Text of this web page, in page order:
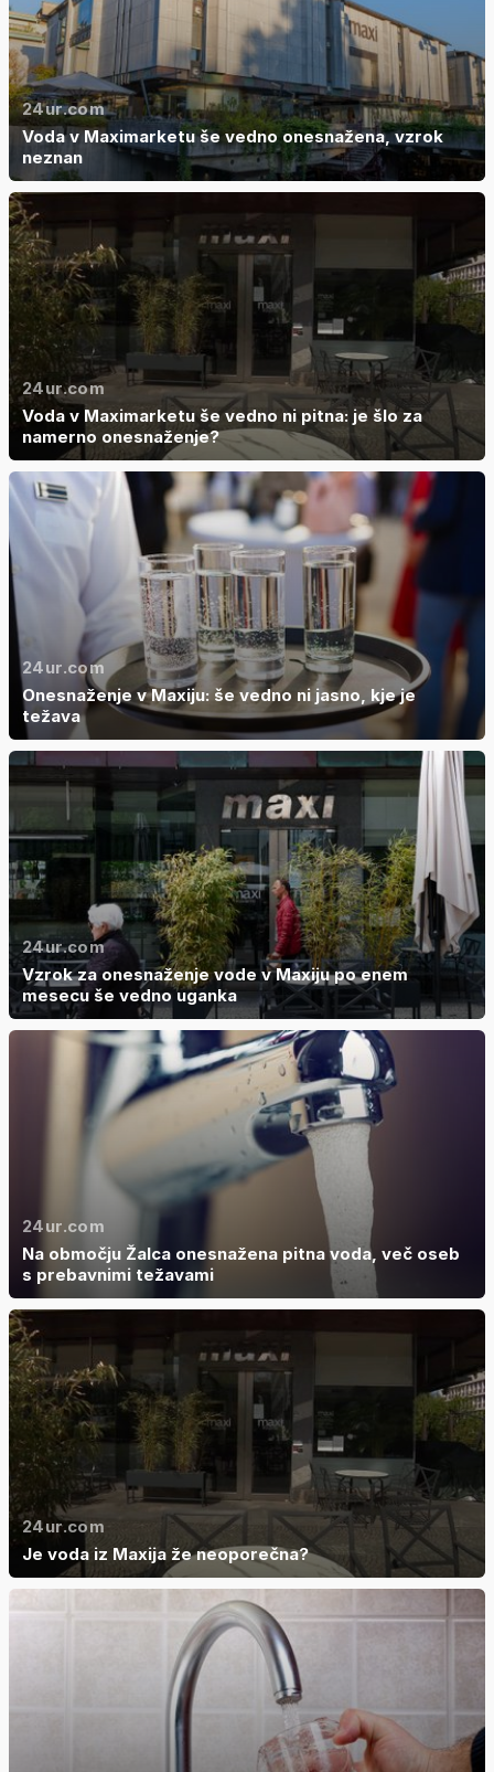
24ur.com
Voda v Maximarketu še vedno onesnažena, vzrok
neznan
24ur.com
Voda v Maximarketu še vedno ni pitna: je šlo za
namerno onesnaženje?
24ur.com
Onesnaženje v Maxiju: še vedno ni jasno, kje je
težava
24ur.com
Vzrok za onesnaženje vode v Maxiju po enem
mesecu še vedno uganka
24ur.com
Na območju Žalca onesnažena pitna voda, več oseb
s prebavnimi težavami
24ur.com
Je voda iz Maxija že neoporečna?